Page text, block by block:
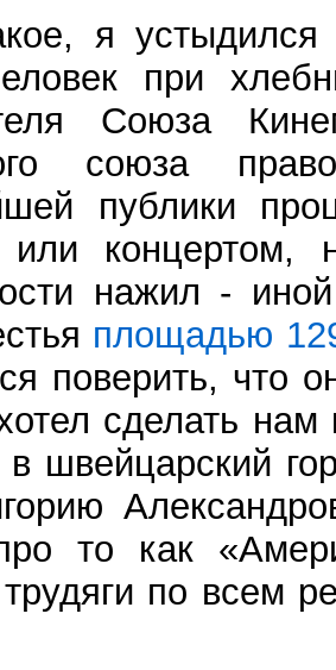
я
при
Союза
союза
публики
нажил -
площадью
поверить, что
сделать
швейцарский
то как
по всем